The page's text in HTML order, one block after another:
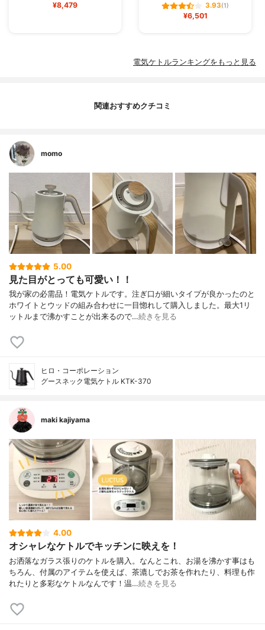
¥8,479 3.93(1)
¥6,501
電気ケトルランキングをもっと見る
関連おすすめクチコミ
momo
5.00
見た目がとっても可愛い！！
我が家の必需品！電気ケトルです。注ぎ口が細いタイプが良かったのと
ホワイトとウッドの組み合わせに一目惚れして購入しました。最大1リ
ットルまで沸かすことが出来るので…続きを見る
ヒロ・コーポレーション
グースネック電気ケトル KTK-370
maki kajiyama
4.00
オシャレなケトルでキッチンに映えを！
お洒落なガラス張りのケトルを購入。なんとこれ、お湯を沸かす事はも
ちろん、付属のアイテムを使えば、茶漉しでお茶を作れたり、料理も作
れたりと多彩なケトルなんです！温…続きを見る